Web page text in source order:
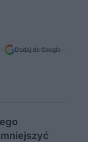
Dodaj do Google